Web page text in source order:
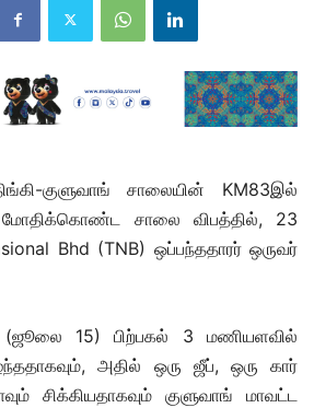
குளுவாங் சாலையின் KM83இல்
சாலை விபத்தில், 23
Bhd (TNB) ஒப்பந்ததாரர் ஒருவர்
(ஜூலை 15) பிற்பகல் 3 மணியளவில்
அதில் ஒரு ஜீப், ஒரு கார்
சிக்கியதாகவும் குளுவாங் மாவட்ட